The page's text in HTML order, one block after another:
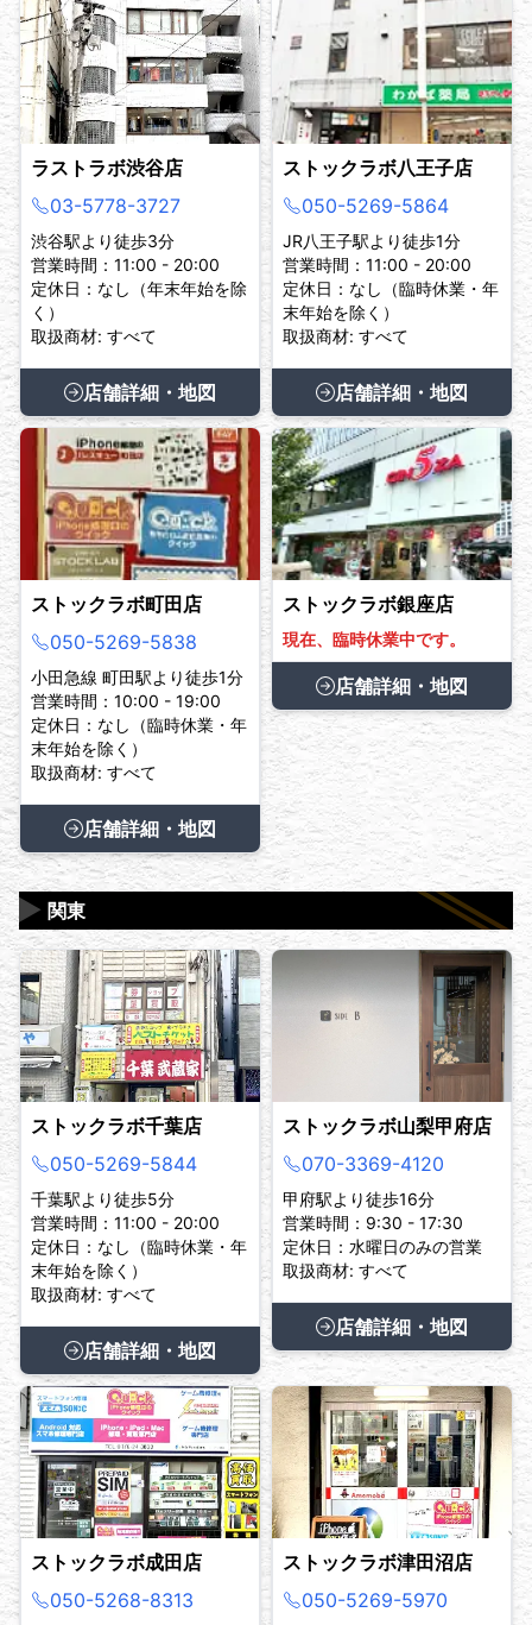
ラストラボ渋谷店
03-5778-3727
渋谷駅より徒歩3分
営業時間：11:00 - 20:00
定休日：なし（年末年始を除
く）
取扱商材: すべて
店舗詳細・地図
ストックラボ八王子店
050-5269-5864
JR八王子駅より徒歩1分
営業時間：11:00 - 20:00
定休日：なし（臨時休業・年
末年始を除く）
取扱商材: すべて
店舗詳細・地図
ストックラボ町田店
050-5269-5838
小田急線 町田駅より徒歩1分
営業時間：10:00 - 19:00
定休日：なし（臨時休業・年
末年始を除く）
取扱商材: すべて
店舗詳細・地図
ストックラボ銀座店
現在、臨時休業中です。
店舗詳細・地図
関東
▶
ストックラボ千葉店
050-5269-5844
千葉駅より徒歩5分
営業時間：11:00 - 20:00
定休日：なし（臨時休業・年
末年始を除く）
取扱商材: すべて
店舗詳細・地図
ストックラボ山梨甲府店
070-3369-4120
甲府駅より徒歩16分
営業時間：9:30 - 17:30
定休日：水曜日のみの営業
取扱商材: すべて
店舗詳細・地図
ストックラボ成田店
050-5268-8313
ストックラボ津田沼店
050-5269-5970